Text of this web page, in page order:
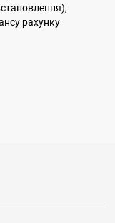
рахунку